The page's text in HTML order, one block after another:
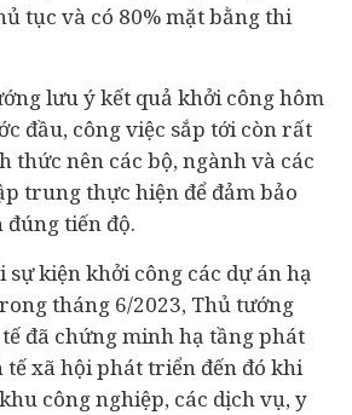
tục và có 80% mặt bằng thi
lưu ý kết quả khởi công hôm
đầu, công việc sắp tới còn rất
thức nên các bộ, ngành và các
trung thực hiện để đảm bảo
tiến độ.
sự kiện khởi công các dự án hạ
tháng 6/2023, Thủ tướng
đã chứng minh hạ tầng phát
xã hội phát triển đến đó khi
công nghiệp, các dịch vụ,y